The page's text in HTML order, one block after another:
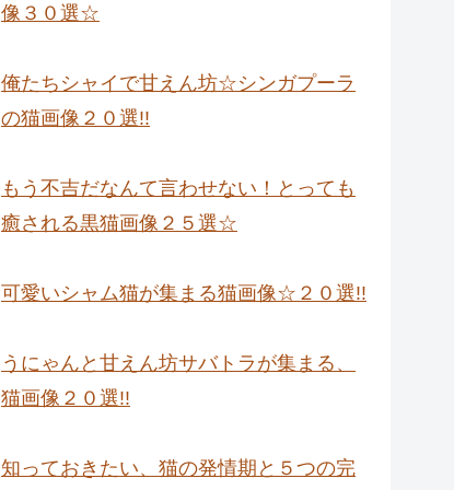
像３０選☆
俺たちシャイで甘えん坊☆シンガプーラ
の猫画像２０選!!
もう不吉だなんて言わせない！とっても
癒される黒猫画像２５選☆
可愛いシャム猫が集まる猫画像☆２０選!!
うにゃんと甘えん坊サバトラが集まる、
猫画像２０選!!
知っておきたい、猫の発情期と５つの完